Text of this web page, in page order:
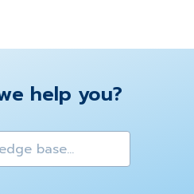
help you?